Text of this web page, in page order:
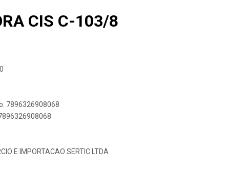
CIS C-103/8
7896326908068
E IMPORTACAO SERTIC LTDA